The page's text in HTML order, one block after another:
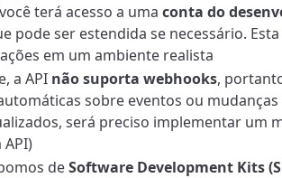
terá acesso a uma conta do
pode ser estendida se necessário.
em um ambiente realista
a API não suporta webhooks,
sobre eventos ou mudanças
será preciso implementar um
deSoftware Development Kits